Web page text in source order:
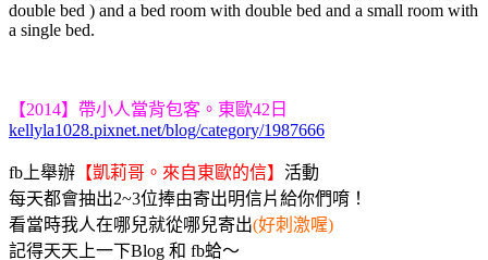
double bed ) and a bed room with double bed and a small room with
a single bed.
【2014】帶小人當背包客。東歐42日
kellyla1028.pixnet.net/blog/category/1987666
fb上舉辦 【凱莉哥。來自東歐的信】 活動
每天都會抽出2~3位捧由寄出明信片給你們唷！
看當時我人在哪兒就從哪兒寄出(好刺激喔)
記得天天上一下Blog 和 fb蛤～